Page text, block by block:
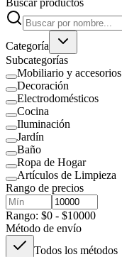
Categoría
Subcategorías
Mobiliario y accesorios
Decoración
Electrodomésticos
Cocina
Iluminación
Jardín
Baño
Ropa de Hogar
Artículos de Limpieza
Rango de precios
Rango: $0 - $10000
Método de envío
Todos los métodos